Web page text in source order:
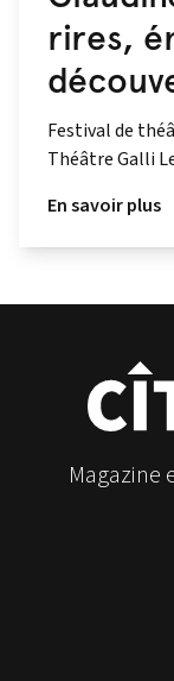
rires,
Festival de
Théâtre Galli
En savoir plus
Magazine